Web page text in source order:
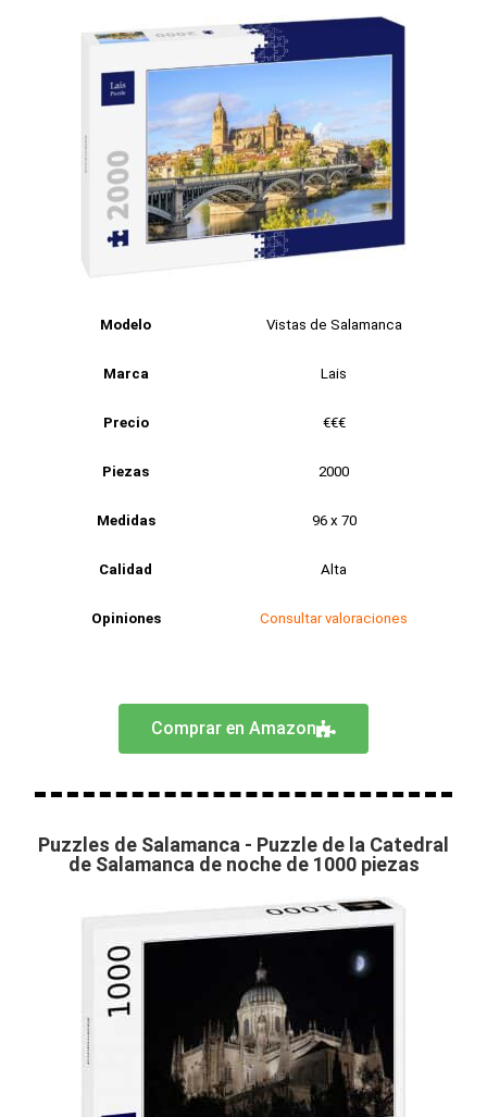
Modelo Vistas de Salamanca
Marca Lais
Precio €€€
Piezas 2000
Medidas 96 x 70
Calidad Alta
Opiniones Consultar valoraciones
Comprar en Amazon
Puzzles de Salamanca - Puzzle de la Catedral
de Salamanca de noche de 1000 piezas